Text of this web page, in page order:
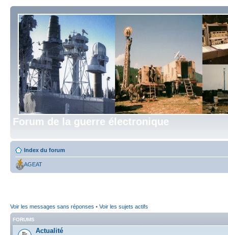
Forum de la guerre électronique
Index du forum
AGEAT
Voir les messages sans réponses • Voir les sujets actifs
FORUMS
Actualité